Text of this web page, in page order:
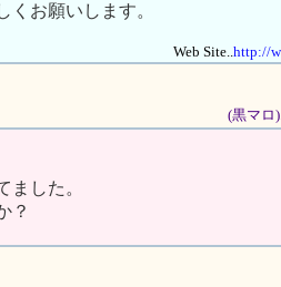
くお願いします。
Web Site..http://
(黒マロ
ました。
？